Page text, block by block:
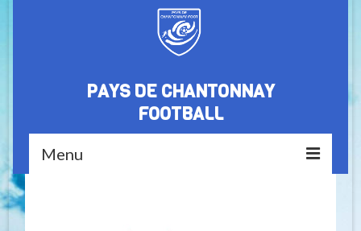
PAYS DE CHANTONNAY
FOOTBALL
Menu